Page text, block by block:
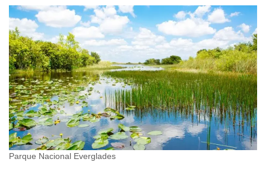
Parque Nacional Everglades